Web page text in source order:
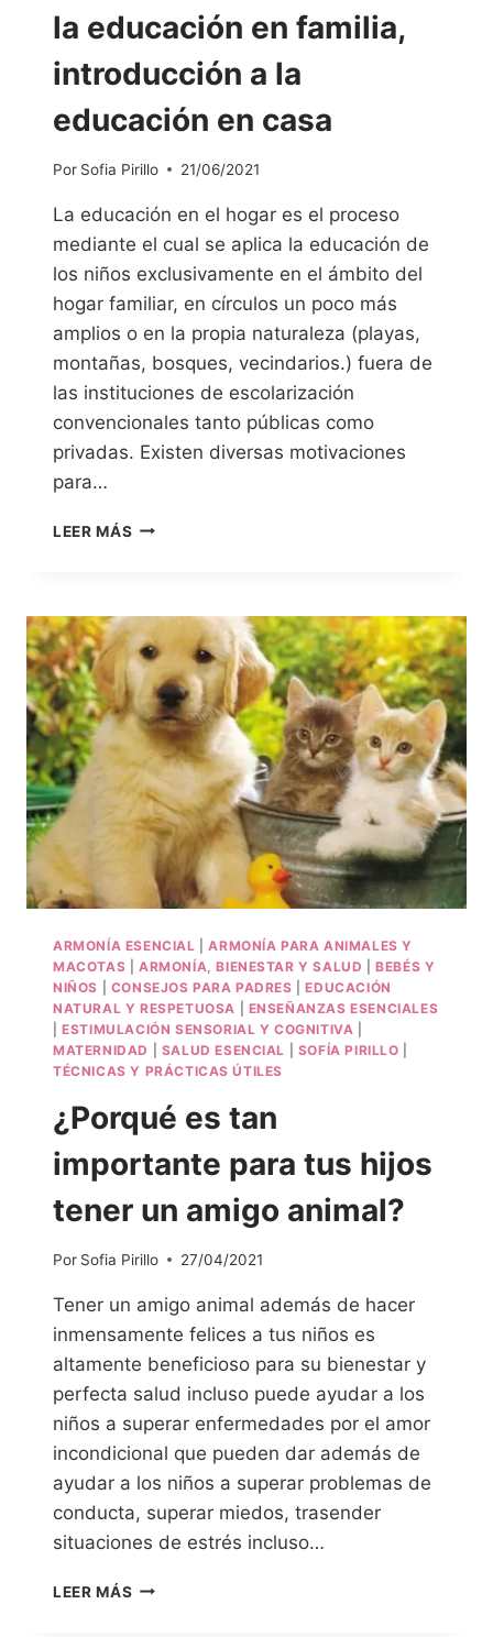
la educación en familia,
introducción a la
educación en casa
Por Sofia Pirillo 21/06/2021
La educación en el hogar es el proceso
mediante el cual se aplica la educación de
los niños exclusivamente en el ámbito del
hogar familiar, en círculos un poco más
amplios o en la propia naturaleza (playas,
montañas, bosques, vecindarios.) fuera de
las instituciones de escolarización
convencionales tanto públicas como
privadas. Existen diversas motivaciones
para…
LEER MÁS
ARMONÍA ESENCIAL |ARMONÍA PARA ANIMALES Y
MACOTAS
ARMONÍA, BIENESTAR Y SALUD |BEBÉS Y
NIÑOS
CONSEJOS PARA PADRES |EDUCACIÓN
NATURAL Y RESPETUOSA
ENSEÑANZAS ESENCIALES
|ESTIMULACIÓN SENSORIAL Y COGNITIVA
MATERNIDAD
SALUD ESENCIAL SOFÍA PIRILLO
TÉCNICAS Y PRÁCTICAS ÚTILES
¿Porqué es tan
importante para tus hijos
tener un amigo animal?
Por Sofia Pirillo 27/04/2021
Tener un amigo animal además de hacer
inmensamente felices a tus niños es
altamente beneficioso para su bienestar y
perfecta salud incluso puede ayudar a los
niños a superar enfermedades por el amor
incondicional que pueden dar además de
ayudar a los niños a superar problemas de
conducta, superar miedos, trasender
situaciones de estrés incluso…
LEER MÁS